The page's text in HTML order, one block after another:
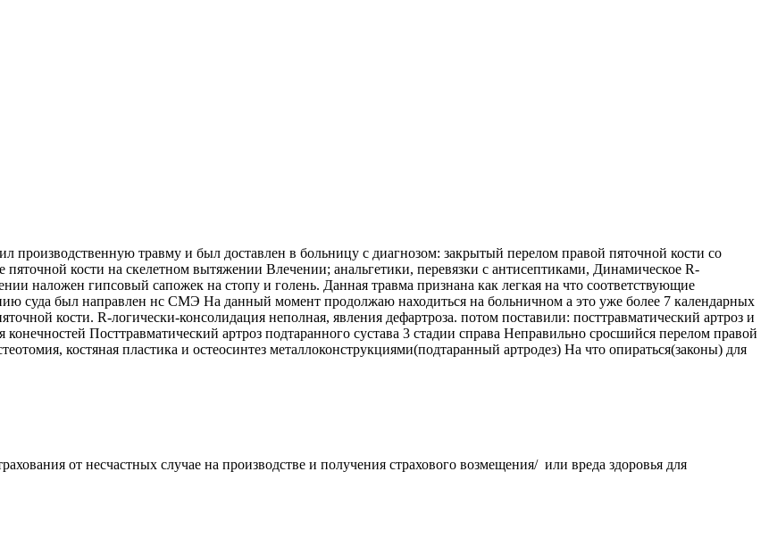
производственную травму и был доставлен в больницу с диагнозом: закрытый перелом правой пяточной кости со
кости на скелетном вытяжении Влечении; анальгетики, перевязки с антисептиками, Динамическое R-
наложен гипсовый сапожек на стопу и голень. Данная травма признана как легкая на что соответствующие
был направлен нс СМЭ На данный момент продолжаю находиться на больничном а это уже более 7 календарных
кости. R-логически-консолидация неполная, явления дефартроза. потом поставили: посттравматический артроз и
Посттравматический артроз подтаранного сустава 3 стадии справа Неправильно сросшийся перелом правой
костяная пластика и остеосинтез металлоконструкциями(подтаранный артродез) На что опираться(законы) для
от несчастных случае на производстве и получения страхового возмещения/ или вреда здоровья для